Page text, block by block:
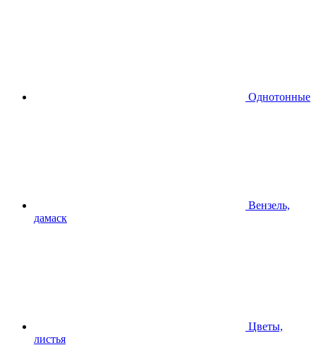
Однотонные
Вензель,
дамаск
Цветы,
листья